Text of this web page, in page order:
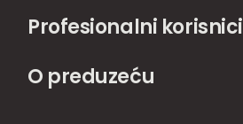
Profesionalni korisnici
O preduzeću